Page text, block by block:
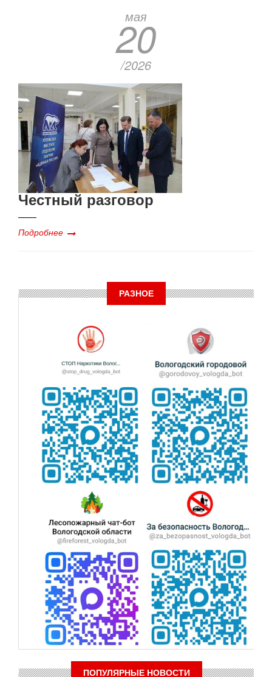
мая
20
/2026
Честный разговор
Подробнее
РАЗНОЕ
ПОПУЛЯРНЫЕ НОВОСТИ